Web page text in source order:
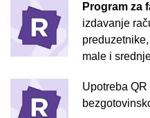
Program za
izdavanje
male i
Upotreba QR